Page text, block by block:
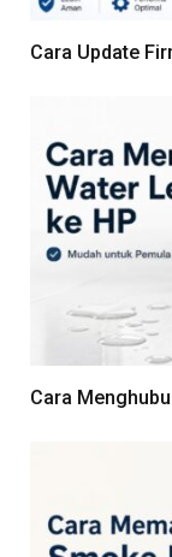
Cara Update
Cara